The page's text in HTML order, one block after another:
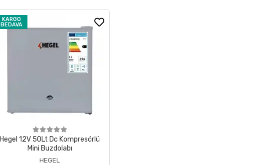
KARGO
BEDAVA
Hegel 12V 50Lt Dc Kompresörlü
Mini Buzdolabı
HEGEL